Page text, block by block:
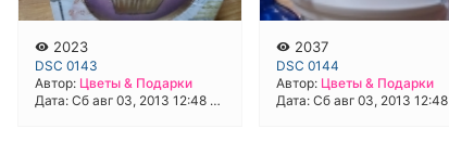
2023
DSC 0143
Автор: Цветы & Подарки
Дата: Сб авг 03, 2013 12:48 pm
2037
DSC 0144
Автор: Цветы & Подарки
Дата: Сб авг 03, 2013 12:48 pm